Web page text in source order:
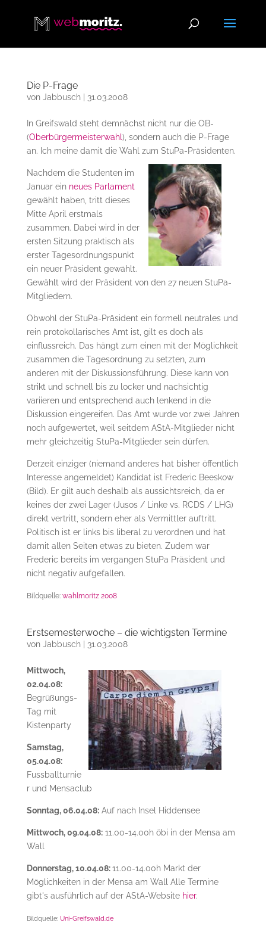
Die P-Frage
von Jabbusch| 31.03.2008
In Greifswald steht demnächst nicht nur die OB-
(Oberbürgermeisterwahl ), sondern auch die P-Frage
an. Ich meine damit die Wahl zum StuPa-Präsidenten.
Nachdem die Studenten im
Januar ein neues Parlament
gewählt haben, tritt dieses
Mitte April erstmals
zusammen. Dabei wird in der
ersten Sitzung praktisch als
erster Tagesordnungspunkt
ein neuer Präsident gewählt.
Gewählt wird der Präsident von den 27 neuen StuPa-
Mitgliedern.
Obwohl der StuPa-Präsident ein formell neutrales und
rein protokollarisches Amt ist, gilt es doch als
einflussreich. Das hängt zum einen mit der Möglichkeit
zusammen die Tagesordnung zu setzten, zum
anderen mit der Diskussionsführung. Diese kann von
strikt und schnell bis zu locker und nachsichtig
variieren und entsprechend auch lenkend in die
Diskussion eingereifen. Das Amt wurde vor zwei Jahren
noch aufgewertet, weil seitdem AStA-Mitglieder nicht
mehr gleichzeitig StuPa-Mitglieder sein dürfen.
Derzeit einziger (niemand anderes hat bisher öffentlich
Interesse angemeldet) Kandidat ist Frederic Beeskow
(Bild). Er gilt auch deshalb als aussichtsreich, da er
keines der zwei Lager (Jusos / Linke vs. RCDS / LHG)
direkt vertritt, sondern eher als Vermittler auftritt.
Politisch ist er links bis liberal zu verordnen und hat
damit allen Seiten etwas zu bieten. Zudem war
Frederic bereits im vergangen StuPa Präsident und
nicht negativ aufgefallen.
Bildquelle: wahlmoritz 2008
Erstsemesterwoche – die wichtigsten Termine
von Jabbusch| 31.03.2008
Mittwoch,
02.04.08:
Begrüßungs-
Tag mit
Kistenparty
Samstag,
05.04.08:
Fussballturnie
r und Mensaclub
Sonntag, 06.04.08:Auf nach Insel Hiddensee
Mittwoch, 09.04.08:11.00-14.00h öbi in der Mensa am
Wall
Donnerstag, 10.04.08:11.00-14.00h Markt der
Möglichkeiten in der Mensa am Wall Alle Termine
gibt's ausführlich auf der AStA-Website hier.
Bildquelle: Uni-Greifswald.de